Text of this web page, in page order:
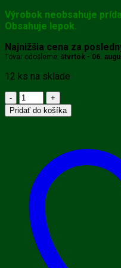
Výrobok neobsahuje
Obsahuje lepok.
Najnižšia cena za
Tovar odošleme: štvrtok - 06.
12 ks na sklade
množstvo
Vitamin
Bottle
Pridať do košíka